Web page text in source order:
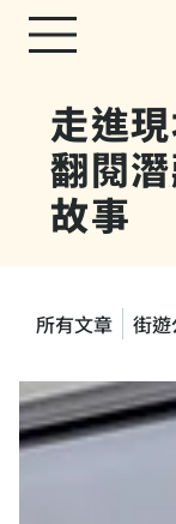
走進現
翻閱
故事
所有文章 街